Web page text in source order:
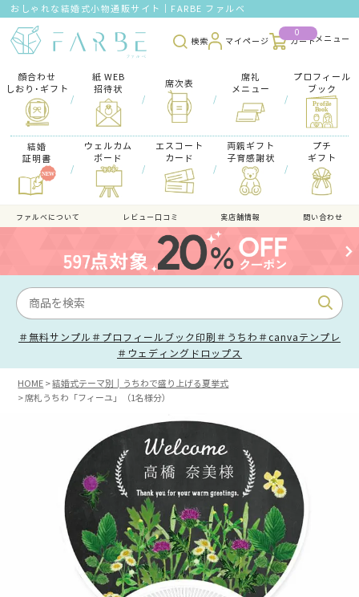
おしゃれな結婚式小物通販サイト｜FARBE ファルベ
検索 マイページ
0
カート
顔合わせ
しおり･ギフト
/
紙 WEB
招待状
/
席次表
/
席礼
メニュー
/
プロフィール
ブック
結婚
証明書
/
ウェルカム
ボード
/
エスコート
カード
/
両親ギフト
子育感謝状
/
プチ
ギフト
ファルべについて レビュー口コミ 実店舗情報 問い合わせ
＃無料サンプル ＃プロフィールブック印刷 ＃うちわ ＃canvaテンプレ
＃ウェディングドロップス
HOME
結婚式テーマ別│うちわで盛り上げる夏挙式
席札うちわ「フィーユ」（1名様分）